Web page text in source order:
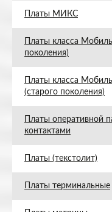
Платы МИКС
Платы класса
поколения)
Платы класса
(старого поколения)
Платы оперативной
контактами
Платы (текстолит)
Платы терминальные